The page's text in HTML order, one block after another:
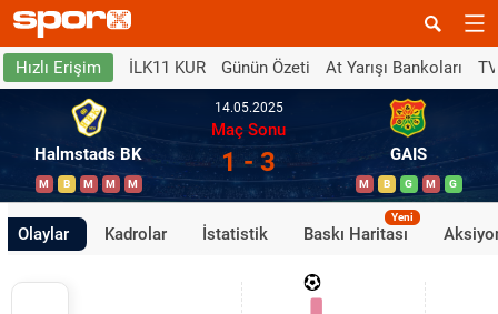
Hızlı Erişim İLK11 KUR Günün Özeti At Yarışı Bankoları
Halmstads BK
M B M M M
14.05.2025
Maç Sonu
1 - 3 GAIS
M B G M G
Olaylar Kadrolar İstatistik Baskı Haritası
Yeni